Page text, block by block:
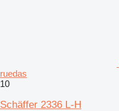
ruedas
10
Schäffer 2336 L-H